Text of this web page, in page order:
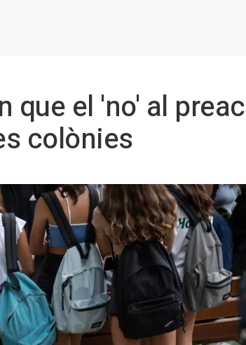
que el 'no' al
colònies